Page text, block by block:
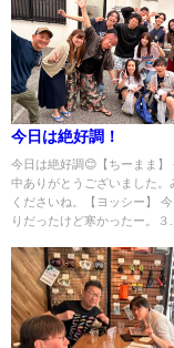
今日は絶好調！
今日は絶好調😊【ちーまま】
中ありがとうございました。
くださいね。【ヨッシー】
りだったけど寒かったー。３